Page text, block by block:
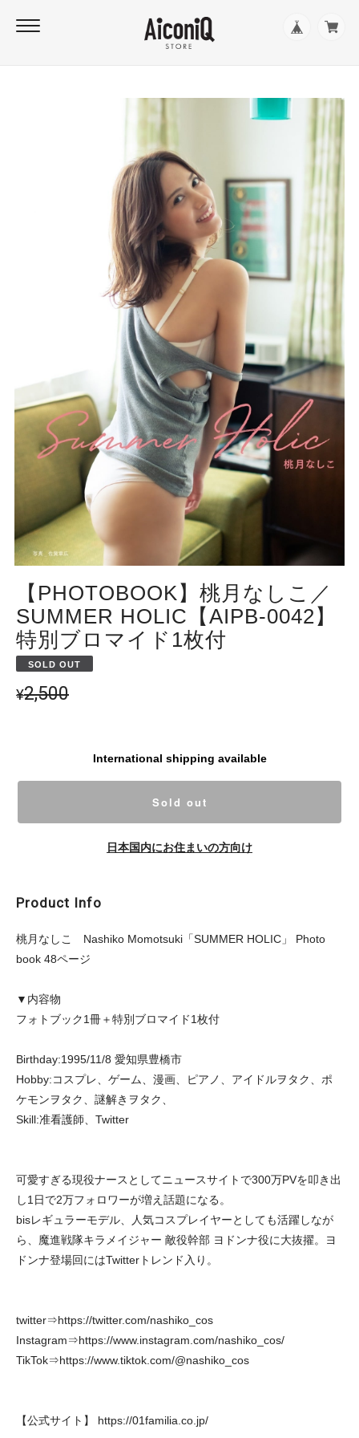
【PHOTOBOOK】桃月なしこ／
SUMMER HOLIC【AIPB-0042】
特別ブロマイド1枚付
SOLD OUT
¥2,500
International shipping available
Sold out
日本国内にお住まいの方向け
Product Info
桃月なしこ Nashiko Momotsuki「SUMMER HOLIC」 Photo
book 48ページ
▼内容物
フォトブック1冊＋特別ブロマイド1枚付
Birthday:1995/11/8 愛知県豊橋市
Hobby:コスプレ、ゲーム、漫画、ピアノ、アイドルヲタク、ポ
ケモンヲタク、謎解きヲタク、
Skill:准看護師、Twitter
可愛すぎる現役ナースとしてニュースサイトで300万PVを叩き出
し1日で2万フォロワーが増え話題になる。
bisレギュラーモデル、人気コスプレイヤーとしても活躍しなが
ら、魔進戦隊キラメイジャー 敵役幹部 ヨドンナ役に大抜擢。ヨ
ドンナ登場回にはTwitterトレンド入り。
twitter⇒https://twitter.com/nashiko_cos
Instagram⇒https://www.instagram.com/nashiko_cos/
TikTok⇒https://www.tiktok.com/@nashiko_cos
【公式サイト】 https://01familia.co.jp/